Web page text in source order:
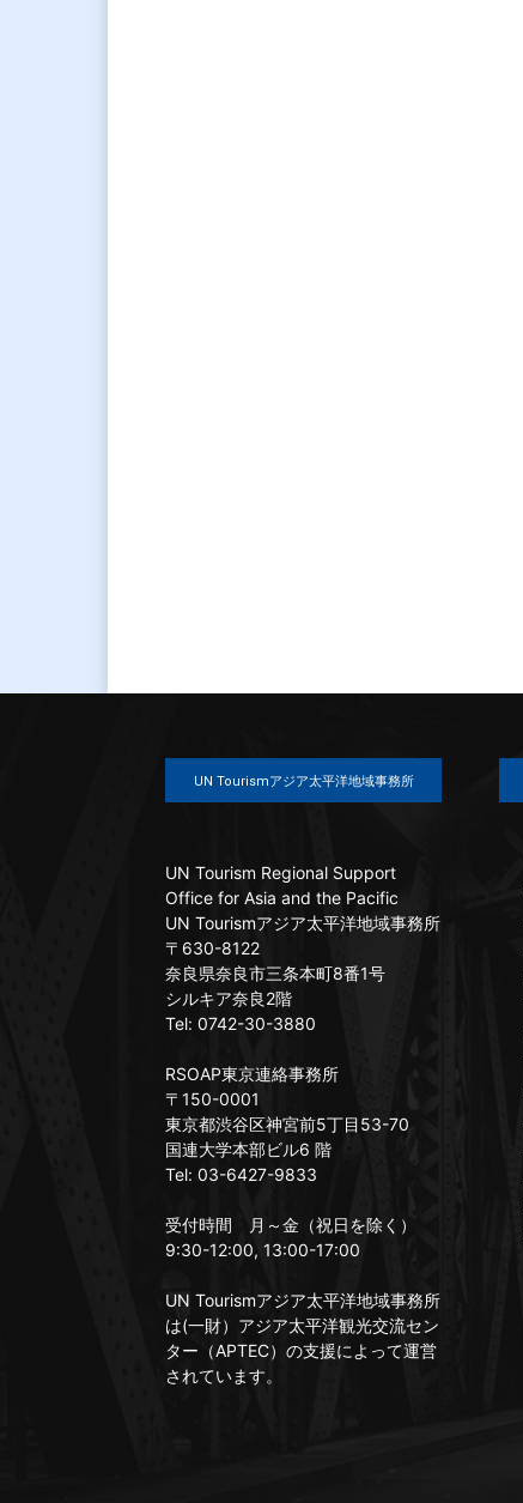
UN Tourismアジア太平洋地域事務所
UN Tourism Regional Support
Office for Asia and the Pacific
UN Tourismアジア太平洋地域事務所
〒630-8122
奈良県奈良市三条本町8番1号
シルキア奈良2階
Tel: 0742-30-3880
RSOAP東京連絡事務所
〒150-0001
東京都渋谷区神宮前5丁目53-70
国連大学本部ビル6 階
Tel: 03-6427-9833
受付時間 月～金（祝日を除く）
9:30-12:00, 13:00-17:00
UN Tourismアジア太平洋地域事務所
は(一財）アジア太平洋観光交流セン
ター（APTEC）の支援によって運営
されています。